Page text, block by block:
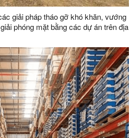
giải pháp tháo gỡ khó khăn, vướng
phóng mặt bằng các dự án trên địa